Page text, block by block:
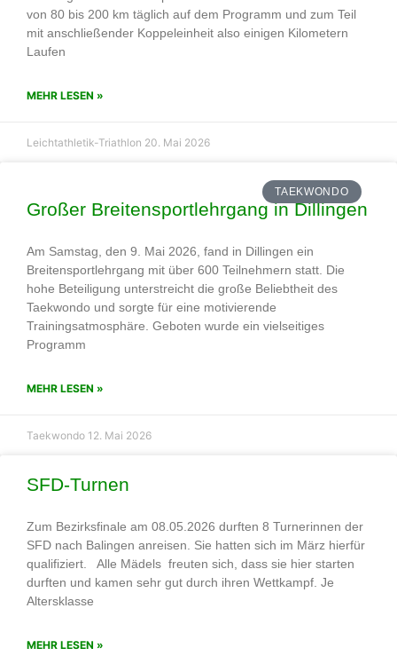
von 80 bis 200 km täglich auf dem Programm und zum Teil
mit anschließender Koppeleinheit also einigen Kilometern
Laufen
MEHR LESEN »
Leichtathletik-Triathlon 20. Mai 2026
TAEKWONDO
Großer Breitensportlehrgang in Dillingen
Am Samstag, den 9. Mai 2026, fand in Dillingen ein
Breitensportlehrgang mit über 600 Teilnehmern statt. Die
hohe Beteiligung unterstreicht die große Beliebtheit des
Taekwondo und sorgte für eine motivierende
Trainingsatmosphäre. Geboten wurde ein vielseitiges
Programm
MEHR LESEN »
Taekwondo 12. Mai 2026
SFD-Turnen
Zum Bezirksfinale am 08.05.2026 durften 8 Turnerinnen der
SFD nach Balingen anreisen. Sie hatten sich im März hierfür
qualifiziert. Alle Mädels freuten sich, dass sie hier starten
durften und kamen sehr gut durch ihren Wettkampf. Je
Altersklasse
MEHR LESEN »